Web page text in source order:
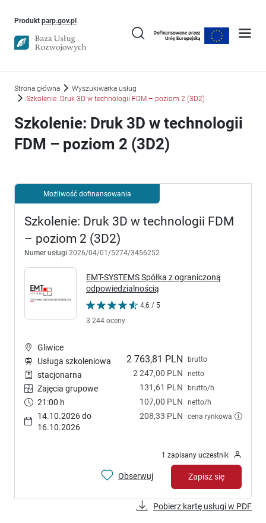
Produkt parp.gov.plUwaga, link otworzy się w nowym oknie
Strona główna
Wyszukiwarka usług
Szkolenie: Druk 3D w technologii FDM – poziom 2 (3D2)
Szkolenie: Druk 3D w technologii
FDM – poziom 2 (3D2)
Możliwość dofinansowania
Szkolenie: Druk 3D w technologii FDM
– poziom 2 (3D2)
Numer usługi 2026/04/01/5274/3456252
EMT-SYSTEMS Spółka z ograniczoną
odpowiedzialnością
4,6 / 5
3 244 oceny
2 763,81 PLN brutto
2 247,00 PLN netto
131,61 PLN brutto/h
107,00 PLN netto/h
208,33 PLN cena rynkowa
Gliwice
Usługa szkoleniowa
stacjonarna
Zajęcia grupowe
21:00 h
14.10.2026 do
16.10.2026
1 zapisany uczestnik
Obserwuj Zapisz się
Pobierz kartę usługi w PDF